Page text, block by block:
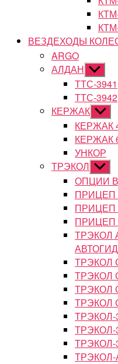
ВЕЗДЕХОДЫ
ARGO
АЛДАН
подменю
ТТС-3941
ТТС-3942
КЕРЖАК
КЕРЖАК
КЕРЖАК
УНКОР
ТРЭКОЛ
ОПЦИИ
ПРИЦЕП
ПРИЦЕП
ПРИЦЕП
ТРЭКОЛ
ТРЭКОЛ
ТРЭКОЛ
ТРЭКОЛ
ТРЭКОЛ
ТРЭКОЛ-
ТРЭКОЛ-
ТРЭКОЛ-